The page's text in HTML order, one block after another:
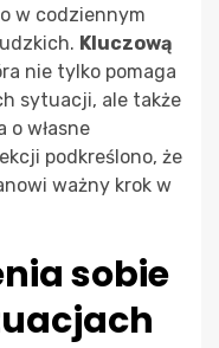
w codziennym
Kluczową
nie tylko pomaga
sytuacji, ale także
własne
podkreślono, że
ważny krok w
sobie